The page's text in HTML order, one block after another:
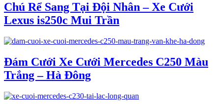
Chú Rể Sang Tại Đội Nhân – Xe Cưới
Lexus is250c Mui Trần
Đám Cưới Xe Cưới Mercedes C250 Màu
Trắng – Hà Đông